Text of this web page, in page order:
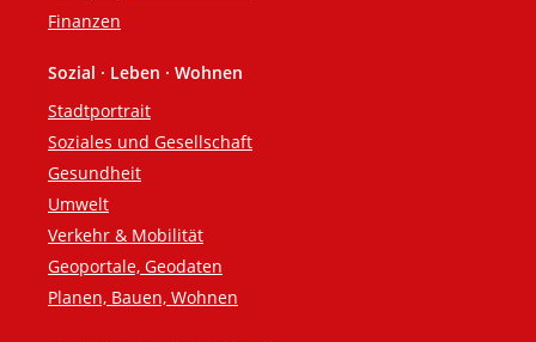
Finanzen
Sozial · Leben · Wohnen
Stadtportrait
Soziales und Gesellschaft
Gesundheit
Umwelt
Verkehr & Mobilität
Geoportale, Geodaten
Planen, Bauen, Wohnen